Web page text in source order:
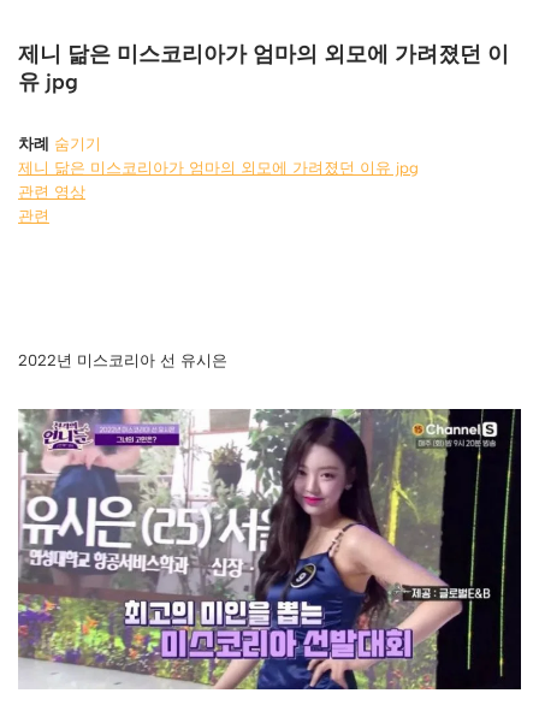
제니 닮은 미스코리아가 엄마의 외모에 가려졌던 이
유 jpg
차례
숨기기
제니 닮은 미스코리아가 엄마의 외모에 가려졌던 이유 jpg
관련 영상
관련
2022년 미스코리아 선 유시은